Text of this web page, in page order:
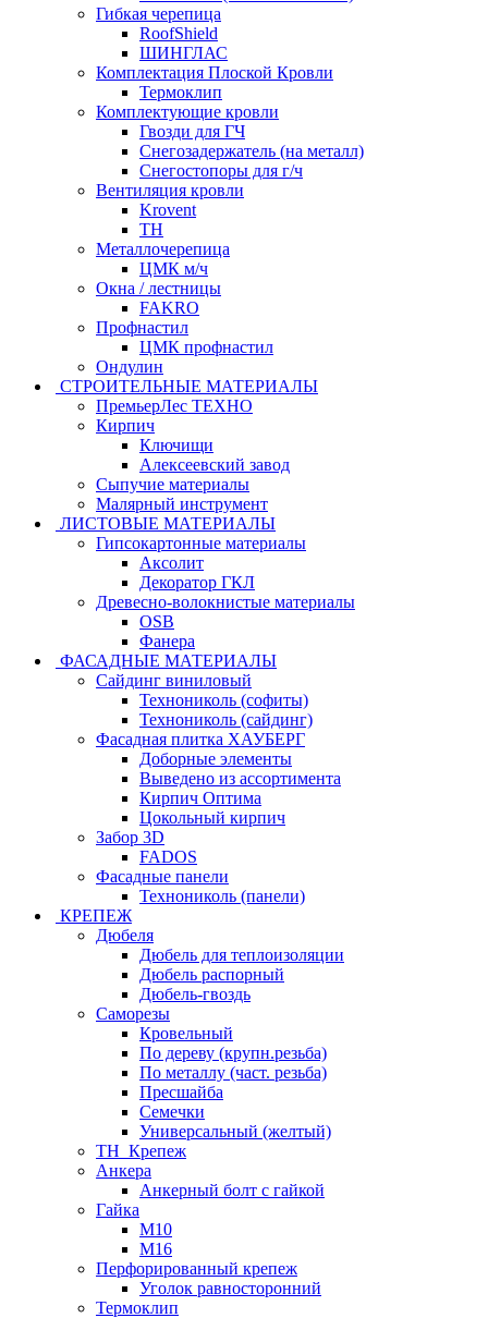
Гибкая черепица
RoofShield
ШИНГЛАС
Комплектация Плоской Кровли
Термоклип
Комплектующие кровли
Гвозди для ГЧ
Снегозадержатель (на металл)
Снегостопоры для г/ч
Вентиляция кровли
Krovent
ТН
Металлочерепица
ЦМК м/ч
Окна / лестницы
FAKRO
Профнастил
ЦМК профнастил
Ондулин
СТРОИТЕЛЬНЫЕ МАТЕРИАЛЫ
ПремьерЛес ТЕХНО
Кирпич
Ключищи
Алексеевский завод
Сыпучие материалы
Малярный инструмент
ЛИСТОВЫЕ МАТЕРИАЛЫ
Гипсокартонные материалы
Аксолит
Декоратор ГКЛ
Древесно-волокнистые материалы
OSB
Фанера
ФАСАДНЫЕ МАТЕРИАЛЫ
Сайдинг виниловый
Технониколь (софиты)
Технониколь (сайдинг)
Фасадная плитка ХАУБЕРГ
Доборные элементы
Выведено из ассортимента
Кирпич Оптима
Цокольный кирпич
Забор 3D
FADOS
Фасадные панели
Технониколь (панели)
КРЕПЕЖ
Дюбеля
Дюбель для теплоизоляции
Дюбель распорный
Дюбель-гвоздь
Саморезы
Кровельный
По дереву (крупн.резьба)
По металлу (част. резьба)
Пресшайба
Семечки
Универсальный (желтый)
ТН_Крепеж
Анкера
Анкерный болт с гайкой
Гайка
М10
М16
Перфорированный крепеж
Уголок равносторонний
Термоклип